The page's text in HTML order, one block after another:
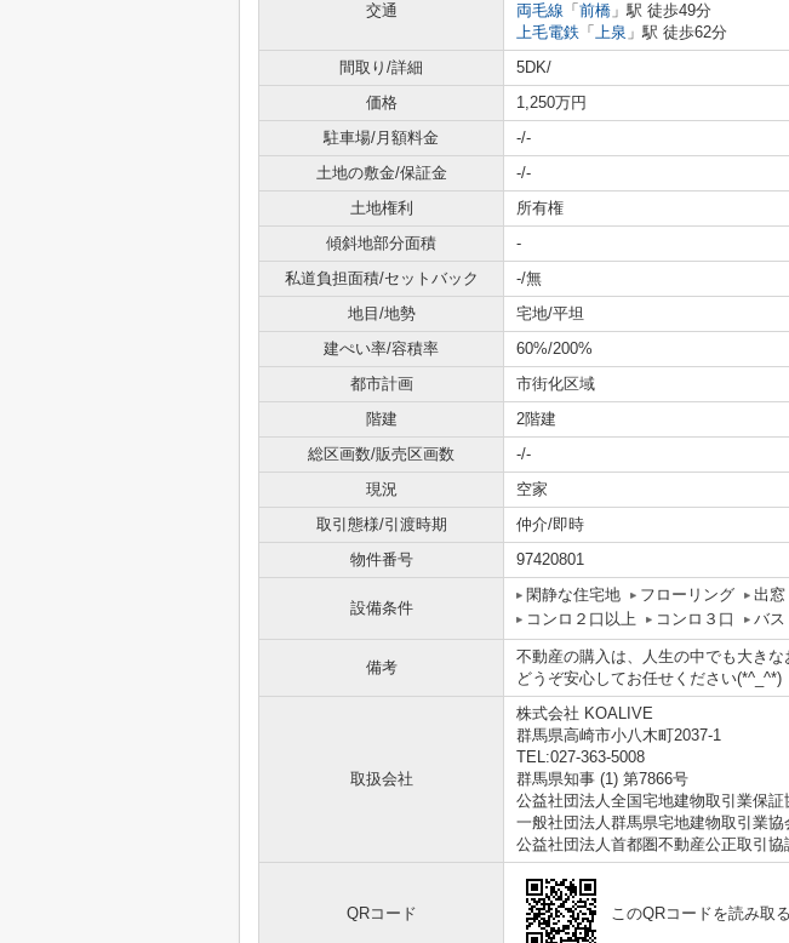
交通
両毛線 「 前橋 」駅 徒歩49分
上毛電鉄 「 上泉 」駅 徒歩62分
間取り/詳細
5DK/
価格
1,250万円
駐車場/月額料金
-/-
土地の敷金/保証金
-/-
土地権利
所有権
傾斜地部分面積
-
私道負担面積/セットバック
-/無
地目/地勢
宅地/平坦
建ぺい率/容積率
60%/200%
都市計画
市街化区域
階建
2階建
総区画数/販売区画数
-/-
現況
空家
取引態様/引渡時期
仲介/即時
物件番号
97420801
設備条件
閑静な住宅地 フローリング 出窓
コンロ２口以上
コンロ３口 バス
備考
不動産の購入は、人生の中でも大き
どうぞ安心してお任せください(*^_^*)
取扱会社
株式会社 KOALIVE
群馬県高崎市小八木町2037-1
TEL:027-363-5008
群馬県知事 (1) 第7866号
公益社団法人全国宅地建物取引業保証
一般社団法人群馬県宅地建物取引業協
公益社団法人首都圏不動産公正取引協
QRコード このQRコードを読み取